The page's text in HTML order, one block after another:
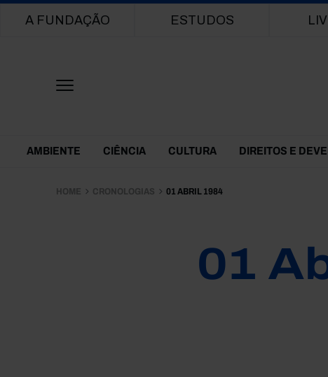
Main navigation
A FUNDAÇÃO ESTUDOS
Themes Menu
AMBIENTE CIÊNCIA CULTURA DIREITOS E
HOME CRONOLOGIAS 01 ABRIL 1984
01